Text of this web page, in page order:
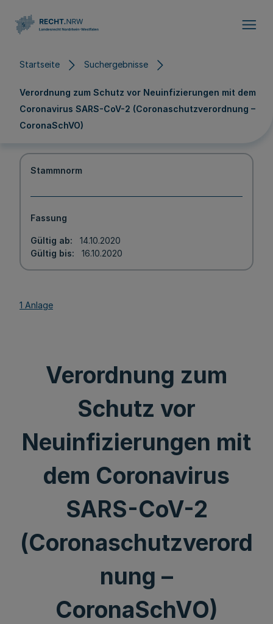
Startseite Suchergebnisse
Verordnung zum Schutz vor Neuinfizierungen mit dem
Coronavirus SARS-CoV-2 (Coronaschutzverordnung –
CoronaSchVO)
Stammnorm
Fassung
Gültig ab
14.10.2020
Gültig bis
16.10.2020
1 Anlage
Verordnung zum
Schutz vor
Neuinfizierungen mit
dem Coronavirus
SARS-CoV-2
(Coronaschutzverord
nung –
CoronaSchVO)